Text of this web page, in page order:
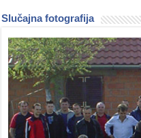
Slučajna fotografija